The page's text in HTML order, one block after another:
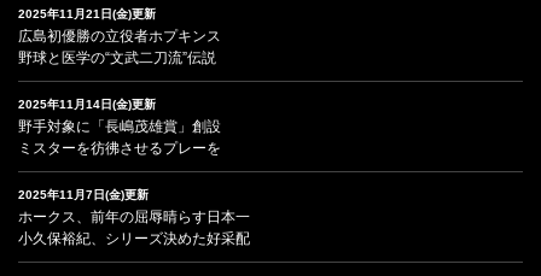
2025年11月21日(金)更新
広島初優勝の立役者ホプキンス
野球と医学の“文武二刀流”伝説
2025年11月14日(金)更新
野手対象に「長嶋茂雄賞」創設
ミスターを彷彿させるプレーを
2025年11月7日(金)更新
ホークス、前年の屈辱晴らす日本一
小久保裕紀、シリーズ決めた好采配